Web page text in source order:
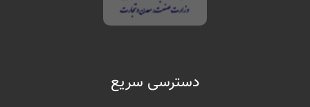
دسترسی سریع